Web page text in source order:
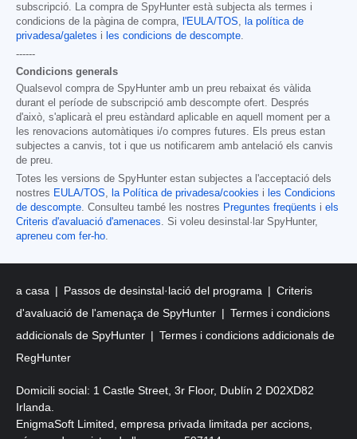
subscripció. La compra de SpyHunter està subjecta als termes i
condicions de la pàgina de compra, l'EULA/TOS, la política de
privadesa/galetes i les condicions de descompte.
------
Condicions generals
Qualsevol compra de SpyHunter amb un preu rebaixat és vàlida
durant el període de subscripció amb descompte ofert. Després
d'això, s'aplicarà el preu estàndard aplicable en aquell moment per a
les renovacions automàtiques i/o compres futures. Els preus estan
subjectes a canvis, tot i que us notificarem amb antelació els canvis
de preu.
Totes les versions de SpyHunter estan subjectes a l'acceptació dels
nostres EULA/TOS, la Política de privadesa/cookies i les Condicions
de descompte. Consulteu també les nostres Preguntes freqüents i els
Criteris d'avaluació d'amenaces. Si voleu desinstal·lar SpyHunter,
apreneu com fer-ho.
a casa Passos de desinstal·lació del programa
Criteris
d'avaluació de l'amenaça de SpyHunter
Termes i condicions
addicionals de SpyHunter
Termes i condicions addicionals de
RegHunter
Domicili social: 1 Castle Street, 3r Floor, Dublín 2 D02XD82
Irlanda.
EnigmaSoft Limited, empresa privada limitada per accions,